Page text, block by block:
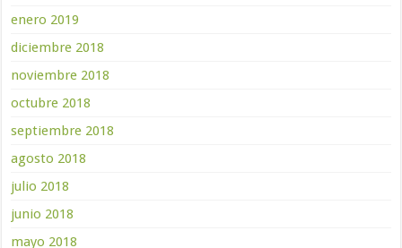
enero 2019
diciembre 2018
noviembre 2018
octubre 2018
septiembre 2018
agosto 2018
julio 2018
junio 2018
mayo 2018